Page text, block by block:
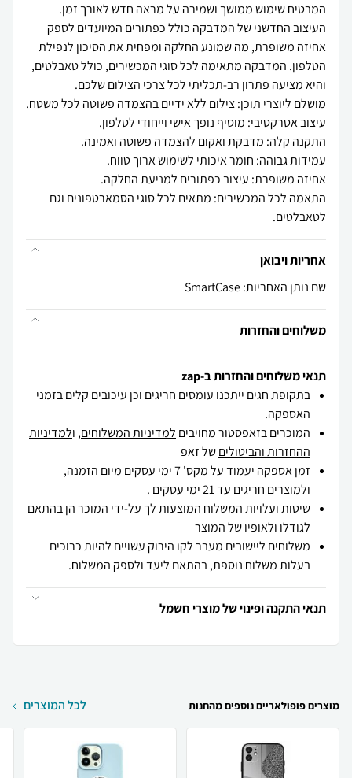
המבטיח שימוש ממושך ושמירה על מראה חדש לאורך זמן.
העיצוב החדשני של המדבקה כולל כפתורים המיועדים לספק
אחיזה משופרת, מה שמונע החלקה ומפחית את הסיכון לנפילת
הטלפון. המדבקה מתאימה לכל סוגי המכשירים, כולל טאבלטים,
התאמה לכל המכשירים: מתאים לכל סוגי הסמארטפונים וגם
לטאבלטים.
אחריות ויבואן
שם נותן האחריות: SmartCase
משלוחים והחזרות
תנאי משלוחים והחזרות ב-zap
בתקופת חגים ייתכנו עומסים חריגים וכן עיכובים קלים בזמני
האספקה.
המוכרים בזאפסטור מחויבים למדיניות המשלוחים, ולמדיניות
ההחזרות והביטוליםשל זאפ
זמן אספקה יעמוד על מקס' 7 ימי עסקים מיום הזמנה,
ולמוצרים חריגים עד 21 ימי עסקים .
שיטות ועלויות המשלוח המוצעות לך על-ידי המוכר הן בהתאם
לגודלו ולאופיו של המוצר
משלוחים ליישובים מעבר לקו הירוק עשויים להיות כרוכים
בעלות משלוח נוספת, בהתאם ליעד ולספק המשלוח.
תנאי התקנה ופינוי של מוצרי חשמל
מוצרים פופולאריים נוספים מהחנות לכל המוצרים